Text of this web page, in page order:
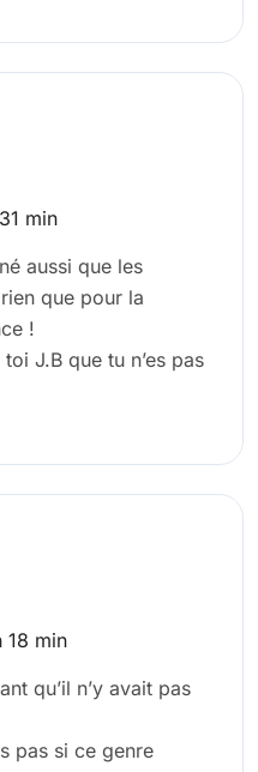
min
aussi que les
que pour la
!
J.B que tu n’es pas
18 min
qu’il n’y avait pas
pas si ce genre